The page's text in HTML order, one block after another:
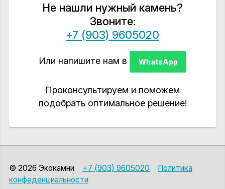
Не нашли нужный камень?
Звоните:
+7 (903) 9605020
Или напишите нам в WhatsApp
Проконсультируем и поможем
подобрать оптимальное решение!
© 2026 Экокамни +7 (903) 9605020
Политика
конфеденциальности